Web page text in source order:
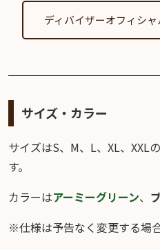
ディバイザーオフィシ
サイズ・カラー
サイズはS、M、L、XL、XXL
す。
カラーはアーミーグリーン、
※仕様は予告なく変更する場